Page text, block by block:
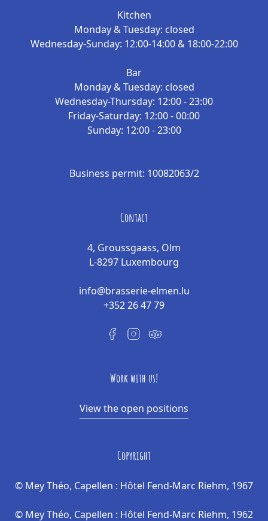
Kitchen
Monday & Tuesday: closed
Wednesday-Sunday: 12:00-14:00 & 18:00-22:00
Bar
Monday & Tuesday: closed
Wednesday-Thursday: 12:00 - 23:00
Friday-Saturday: 12:00 - 00:00
Sunday: 12:00 - 23:00
Business permit: 10082063/2
Contact
4, Groussgaass, Olm
L-8297 Luxembourg
info@brasserie-elmen.lu
+352 26 47 79
Work with us!
View the open positions
Copyright
© Mey Théo, Capellen : Hôtel Fend-Marc Riehm, 1967
© Mey Théo, Capellen : Hôtel Fend-Marc Riehm, 1962